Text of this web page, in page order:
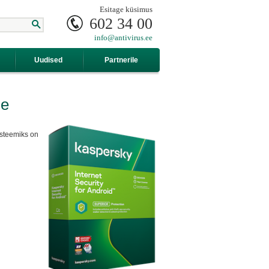
Esitage küsimus
602 34 00
info@antivirus.ee
Uudised Partnerile
on